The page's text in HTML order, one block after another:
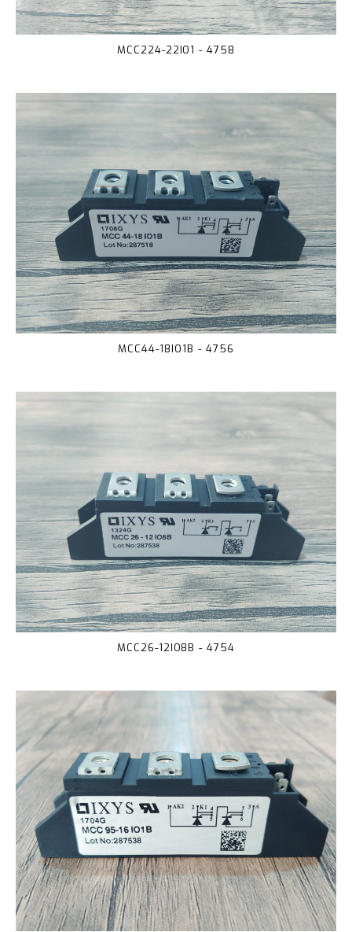
MCC224-22IO1 - 4758
MCC44-18IO1B - 4756
MCC26-12IO8B - 4754